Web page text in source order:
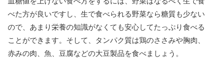
べた方が良いですし、生で食べられる野菜なら糖質も少ない
ので、あまり栄養の知識がなくても安心してたっぷり食べる
ことができます。そして、タンパク質は鶏のささみや胸肉、
赤みの肉、魚、豆腐などの大豆製品を食べましょう。